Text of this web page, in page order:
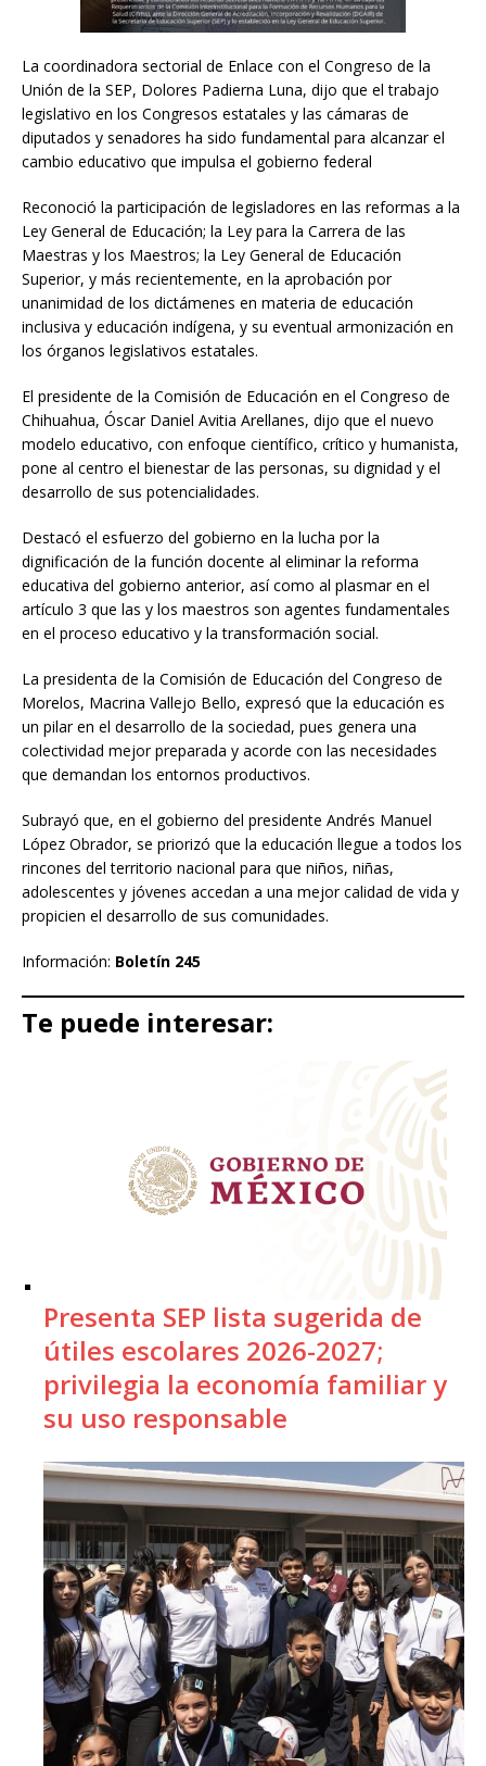
La coordinadora sectorial de Enlace con el Congreso de la
Unión de la SEP, Dolores Padierna Luna, dijo que el trabajo
legislativo en los Congresos estatales y las cámaras de
diputados y senadores ha sido fundamental para alcanzar el
cambio educativo que impulsa el gobierno federal
Reconoció la participación de legisladores en las reformas a la
Ley General de Educación; la Ley para la Carrera de las
Maestras y los Maestros; la Ley General de Educación
Superior, y más recientemente, en la aprobación por
unanimidad de los dictámenes en materia de educación
inclusiva y educación indígena, y su eventual armonización en
los órganos legislativos estatales.
El presidente de la Comisión de Educación en el Congreso de
Chihuahua, Óscar Daniel Avitia Arellanes, dijo que el nuevo
modelo educativo, con enfoque científico, crítico y humanista,
pone al centro el bienestar de las personas, su dignidad y el
desarrollo de sus potencialidades.
Destacó el esfuerzo del gobierno en la lucha por la
dignificación de la función docente al eliminar la reforma
educativa del gobierno anterior, así como al plasmar en el
artículo 3 que las y los maestros son agentes fundamentales
en el proceso educativo y la transformación social.
La presidenta de la Comisión de Educación del Congreso de
Morelos, Macrina Vallejo Bello, expresó que la educación es
un pilar en el desarrollo de la sociedad, pues genera una
colectividad mejor preparada y acorde con las necesidades
que demandan los entornos productivos.
Subrayó que, en el gobierno del presidente Andrés Manuel
López Obrador, se priorizó que la educación llegue a todos los
rincones del territorio nacional para que niños, niñas,
adolescentes y jóvenes accedan a una mejor calidad de vida y
propicien el desarrollo de sus comunidades.
Información: Boletín 245
Te puede interesar:
Presenta SEP lista sugerida de
útiles escolares 2026-2027;
privilegia la economía familiar y
su uso responsable